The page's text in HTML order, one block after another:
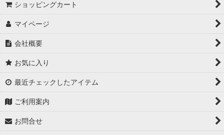
ショッピングカート
マイページ
会社概要
お気に入り
最近チェックしたアイテム
ご利用案内
お問合せ